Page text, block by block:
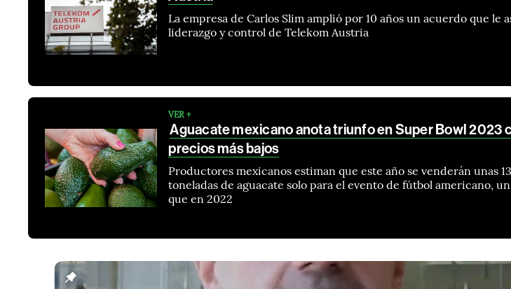
La empresa de Carlos Slim amplió por 10 años un acuerdo que le
liderazgo y control de Telekom Austria
VER +
Aguacate mexicano anota triunfo en Super Bowl 2023
precios más bajos
Productores mexicanos estiman que este año se venderán unas
toneladas de aguacate solo para el evento de fútbol americano,
que en 2022